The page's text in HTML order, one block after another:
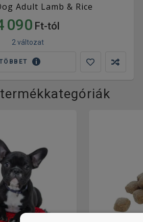
Adult Lamb & Rice
090 Ft-tól
2 változat